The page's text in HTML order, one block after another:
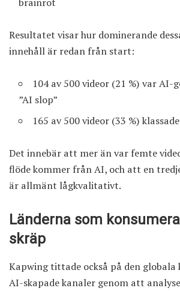
Resultatet visar hur dominerande
innehåll är redan från start:
104 av 500 videor (21 %) var AI-
”AI slop”
165 av 500 videor (33 %)
Det innebär att mer än var femte
flöde kommer från AI, och att en
är allmänt lågkvalitativt.
Länderna som
skräp
Kapwing tittade också på den globala
AI-skapade kanaler genom att